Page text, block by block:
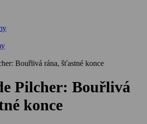
Bouřlivá rána, šťastné konce
Pilcher: Bouřlivá
konce